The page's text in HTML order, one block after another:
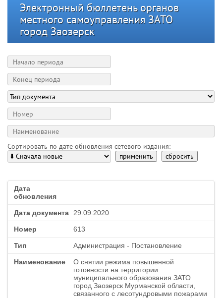
Электронный бюллетень органов
местного самоуправления ЗАТО
город Заозерск
Сортировать по дате обновления сетевого издания:
применить
сбросить
29.09.2020
613
Администрация - Постановление
О снятии режима повышенной
готовности на территории
муниципального образования ЗАТО
город Заозерск Мурманской области,
связанного с лесотундровыми пожарами